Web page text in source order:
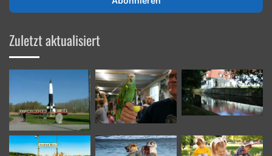
Mailadresse
Zuletzt aktualisiert